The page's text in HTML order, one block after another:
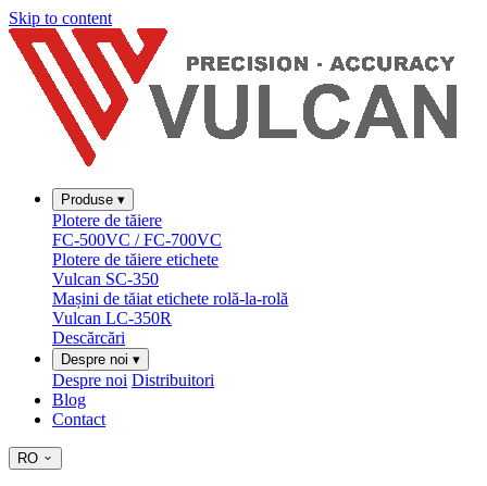
Skip to content
Produse ▾
Plotere de tăiere
FC-500VC / FC-700VC
Plotere de tăiere etichete
Vulcan SC-350
Mașini de tăiat etichete rolă-la-rolă
Vulcan LC-350R
Descărcări
Despre noi ▾
Despre noi Distribuitori
Blog
Contact
RO